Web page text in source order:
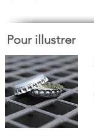
Pour illustrer